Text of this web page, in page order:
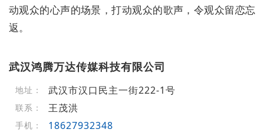
动观众的心声的场景，打动观众的歌声，令观众留恋忘
返。
武汉鸿腾万达传媒科技有限公司
地址： 武汉市汉口民主一街222-1号
联系： 王茂洪
手机： 18627932348